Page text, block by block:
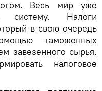
Весь мир уже
Налоги
в свою очередь
таможенных
завезенного сырья.
налоговое